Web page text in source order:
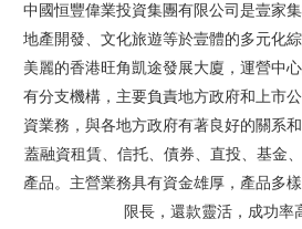
中國恒豐偉業投資集團有限公司是壹家
地產開發、文化旅遊等於壹體的多元化
美麗的香港旺角凱途發展大廈，運營中
有分支機構，主要負責地方政府和上市
資業務，與各地方政府有著良好的關系
蓋融資租賃、信托、債券、直投、基金
產品。主營業務具有資金雄厚，產品多
限長，還款靈活，成功率